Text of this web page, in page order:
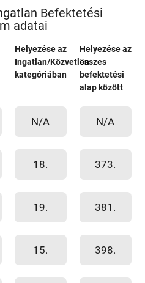
Befektetési
adatai
Helyezése az
Ingatlan/Közvetlen
kategóriában
Helyezése az
összes
befektetési
alap között
N/A N/A
18. 373.
19. 381.
15. 398.